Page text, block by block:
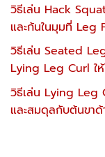
วิธีเล่น Hack
และก้นในมุมที่ Leg
วิธีเล่น Seated
Lying Leg Curl ให้
วิธีเล่น Lying Leg
และสมดุลกับต้นขาด้